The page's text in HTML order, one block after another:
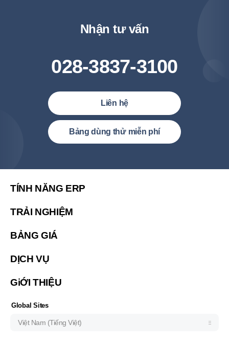
Nhận tư vấn
028-3837-3100
Liên hệ
Bảng dùng thử miễn phí
TÍNH NĂNG ERP
TRẢI NGHIỆM
BẢNG GIÁ
DỊCH VỤ
GiỚI THIỆU
Global Sites
Việt Nam (Tiếng Việt)
Việt Nam (Tiếng Việt)
繁體中文
Malaysia (English)
한국 (한국어)
Philipines(English)
Узбекистан (русский)